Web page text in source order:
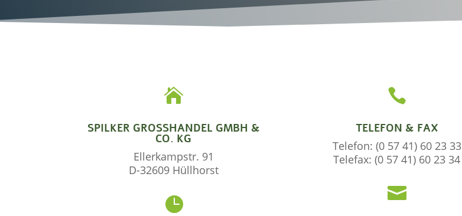

SPILKER GROSSHANDEL GMBH & C
O. KG
Ellerkampstr. 91
D-32609 Hüllhorst


TELEFON & FAX
Telefon: (0 57 41) 60 23 33
Telefax: (0 57 41) 60 23 34
